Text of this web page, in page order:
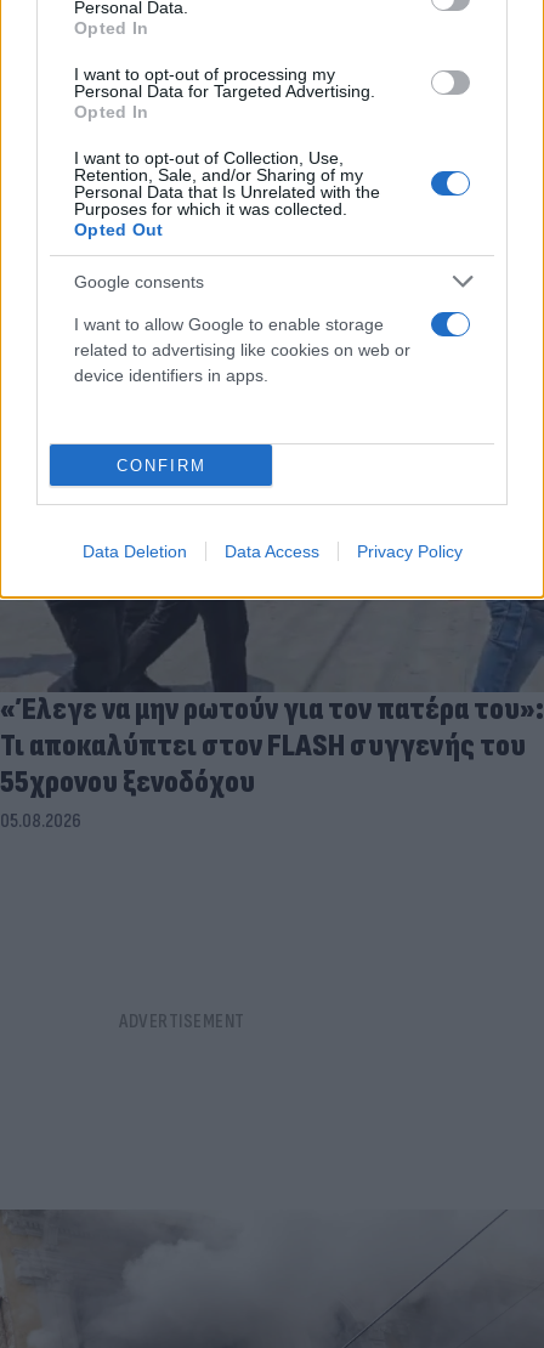
Personal Data.
Opted In
I want to opt-out of processing my
Personal Data for Targeted Advertising.
Opted In
I want to opt-out of Collection, Use,
Retention, Sale, and/or Sharing of my
Personal Data that Is Unrelated with the
Purposes for which it was collected.
Opted Out
Google consents
I want to allow Google to enable storage
related to advertising like cookies on web or
device identifiers in apps.
CONFIRM
Data Deletion Data Access Privacy Policy
FLASH FOCUS
«Έλεγε να μην ρωτούν για τον πατέρα του»:
Τι αποκαλύπτει στον FLASH συγγενής του
55χρονου ξενοδόχου
05.08.2026